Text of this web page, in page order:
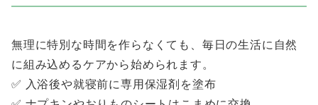
無理に特別な時間を作らなくても、毎日の生活に自然
に組み込めるケアから始められます。
✅ 入浴後や就寝前に専用保湿剤を塗布